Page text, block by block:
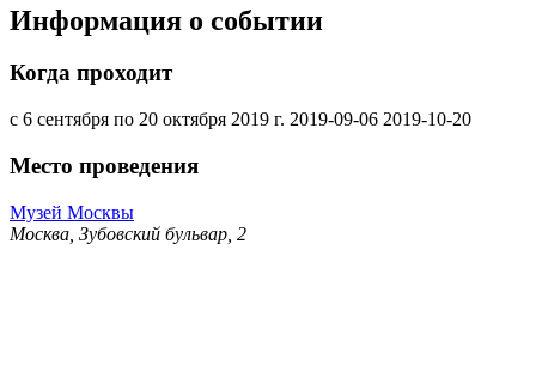
Информация о событии
Когда проходит
с 6 сентября по 20 октября 2019 г. 2019-09-06 2019-10-20
Место проведения
Музей Москвы
Москва, Зубовский бульвар, 2